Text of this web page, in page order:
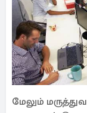
மேலும்